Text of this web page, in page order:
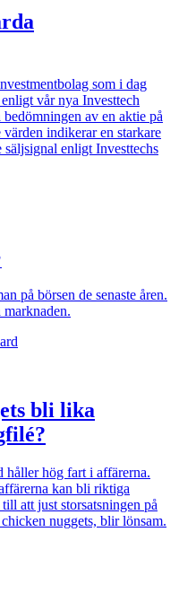
som i dag
vår nya Investtech
av en aktie på
indikerar en starkare
enligt Investtechs
på börsen de senaste åren.
bli lika
håller hög fart i affärerna.
kan bli riktiga
att just storsatsningen på
nuggets, blir lönsam.